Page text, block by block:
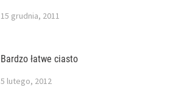
15 grudnia, 2011
Bardzo łatwe ciasto
5 lutego, 2012